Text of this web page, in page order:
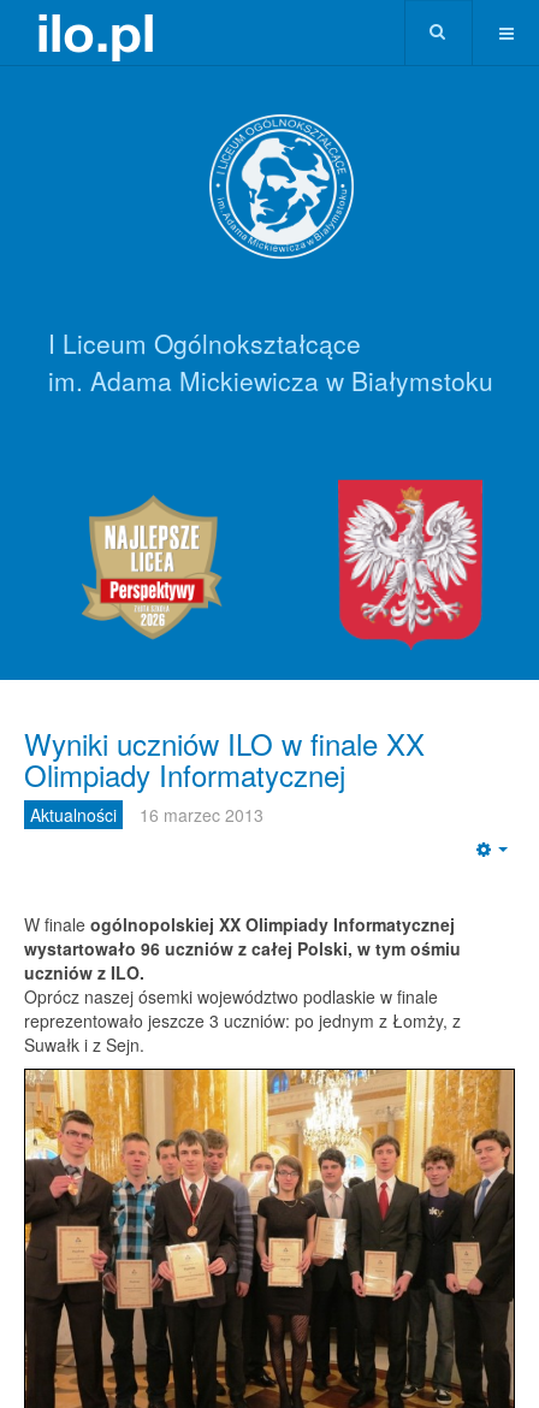
I Liceum Ogólnokształcące
im. Adama Mickiewicza w Białymstoku
Wyniki uczniów ILO w finale XX
Olimpiady Informatycznej
Aktualności 16 marzec 2013
W finale ogólnopolskiej XX Olimpiady Informatycznej
wystartowało 96 uczniów z całej Polski, w tym ośmiu
uczniów z ILO.
Oprócz naszej ósemki województwo podlaskie w finale
reprezentowało jeszcze 3 uczniów: po jednym z Łomży, z
Suwałk i z Sejn.